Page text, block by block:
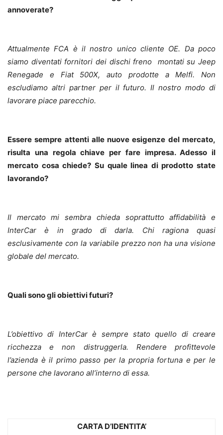
annoverate?
Attualmente FCA è il nostro unico cliente OE. Da poco
siamo diventati fornitori dei dischi freno montati su Jeep
Renegade e Fiat 500X, auto prodotte a Melfi. Non
escludiamo altri partner per il futuro. Il nostro modo di
lavorare piace parecchio.
Essere sempre attenti alle nuove esigenze del mercato,
risulta una regola chiave per fare impresa. Adesso il
mercato cosa chiede? Su quale linea di prodotto state
lavorando?
Il mercato mi sembra chieda soprattutto affidabilità e
InterCar è in grado di darla. Chi ragiona quasi
esclusivamente con la variabile prezzo non ha una visione
globale del mercato.
Quali sono gli obiettivi futuri?
L’obiettivo di InterCar è sempre stato quello di creare
ricchezza e non distruggerla. Rendere profittevole
l’azienda è il primo passo per la propria fortuna e per le
persone che lavorano all’interno di essa.
CARTA D’IDENTITA’